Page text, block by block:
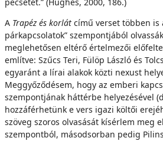
A Trapéz és korlát című verset többen is
párkapcsolatok” szempontjából
meglehetősen eltérő értelmezői
említve: Szűcs Teri, Fülöp László és
egyaránt a lírai alakok közti nexust
Meggyőződésem, hogy az emberi
szempontjának háttérbe helyezésével
hozzáférhetünk e vers igazi költői
szöveg szoros olvasását kísérlem meg
szempontból, másodsorban pedig